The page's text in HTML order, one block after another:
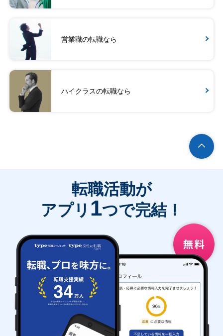
営業職の転職なら
ハイクラスの転職なら
転職活動が
アプリ 1つで完結！